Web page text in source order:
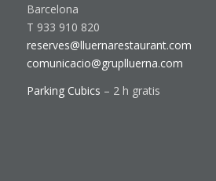
Barcelona
T 933 910 820
reserves@lluernarestaurant.com
comunicacio@gruplluerna.com
Parking Cubics – 2 h gratis